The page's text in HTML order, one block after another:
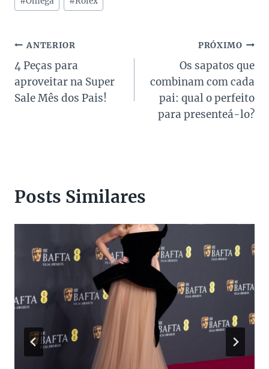
Navegação
de
Post
ANTERIOR
4 Peças para
aproveitar na Super
Sale Mês dos Pais!
PRÓXIMO
Os sapatos que
combinam com cada
pai: qual o perfeito
para presenteá-lo?
Posts Similares